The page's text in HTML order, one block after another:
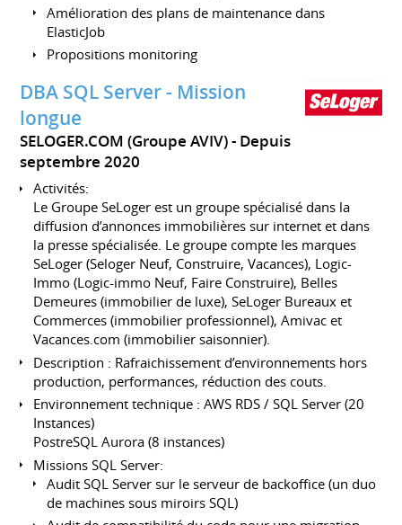
Amélioration des plans de maintenance dans
ElasticJob
Propositions monitoring
DBA SQL Server - Mission
longue
SELOGER.COM (Groupe AVIV)
Depuis
septembre 2020
Activités:
Le Groupe SeLoger est un groupe spécialisé dans la
diffusion d’annonces immobilières sur internet et dans
la presse spécialisée. Le groupe compte les marques
SeLoger (Seloger Neuf, Construire, Vacances), Logic-
Immo (Logic-immo Neuf, Faire Construire), Belles
Demeures (immobilier de luxe), SeLoger Bureaux et
Commerces (immobilier professionnel), Amivac et
Vacances.com (immobilier saisonnier).
Description : Rafraichissement d’environnements hors
production, performances, réduction des couts.
Environnement technique : AWS RDS / SQL Server (20
Instances)
PostreSQL Aurora (8 instances)
Missions SQL Server:
Audit SQL Server sur le serveur de backoffice (un duo
de machines sous miroirs SQL)